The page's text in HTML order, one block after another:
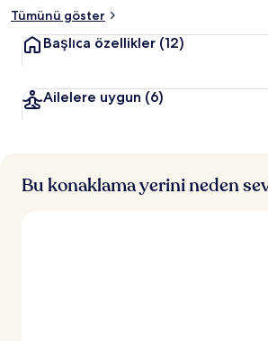
Tümünü göster
Başlıca özellikler (12)
Ailelere uygun (6)
Bu konaklama yerini neden